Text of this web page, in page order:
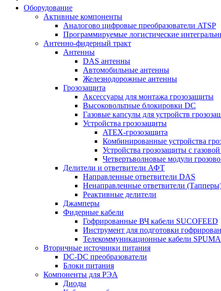
Оборудование
Активные компоненты
Аналогово цифровые преобразователи ATSP
Программируемые логистические
Антенно-фидерный тракт
Антенны
DAS антенны
Автомобильные антенны
Железнодорожные антенны
Грозозащита
Аксессуары для монтажа грозозащиты
Высоковольтные блокировки DC
Газовые капсулы для устройств
Устройства грозозащиты
ATEX-грозозащита
Комбинированные устройства
Устройства грозозащиты с
Четвертьволновые модули
Делители и ответвители АФТ
Направленные ответвители DAS
Ненаправленные ответвители
Реактивные делители
Джамперы
Фидерные кабели
Гофрированные ВЧ кабели SUCOFEED
Инструмент для подготовки
Телекоммуникационные кабели SPUMA
Вторичные источники питания
DC-DC преобразователи
Блоки питания
Компоненты для РЭА
Диоды